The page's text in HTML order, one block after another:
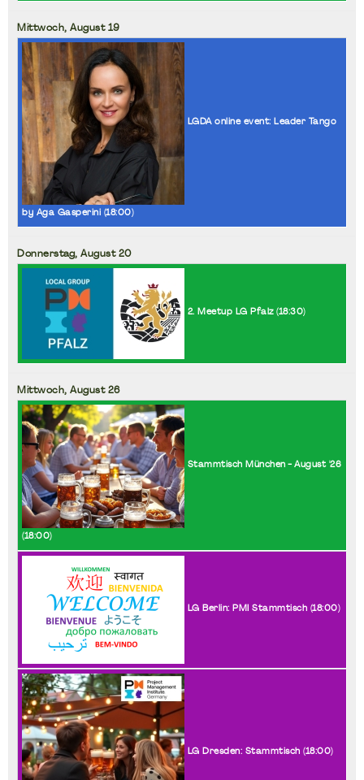
Mittwoch, August19
LGDA online event: Leader Tango
by Aga Gasperini (18:00)
Donnerstag, August20
2. Meetup LG Pfalz (18:30)
Mittwoch, August26
Stammtisch München - August '26
(18:00)
LG Berlin: PMI Stammtisch (18:00)
LG Dresden: Stammtisch (18:00)